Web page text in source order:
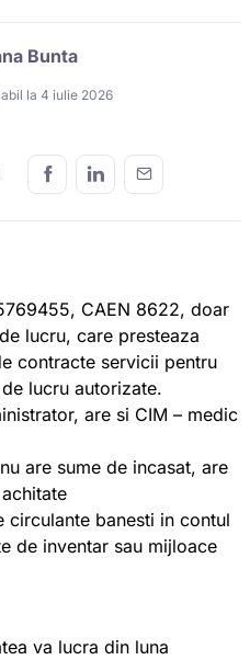
Bunta
la 4 iulie 2026
CAEN 8622, doar
lucru, care presteaza
contracte servicii pentru
lucru autorizate.
are si CIM – medic
are sume de incasat, are
circulante banesti in contul
de inventar sau mijloace
va lucra din luna